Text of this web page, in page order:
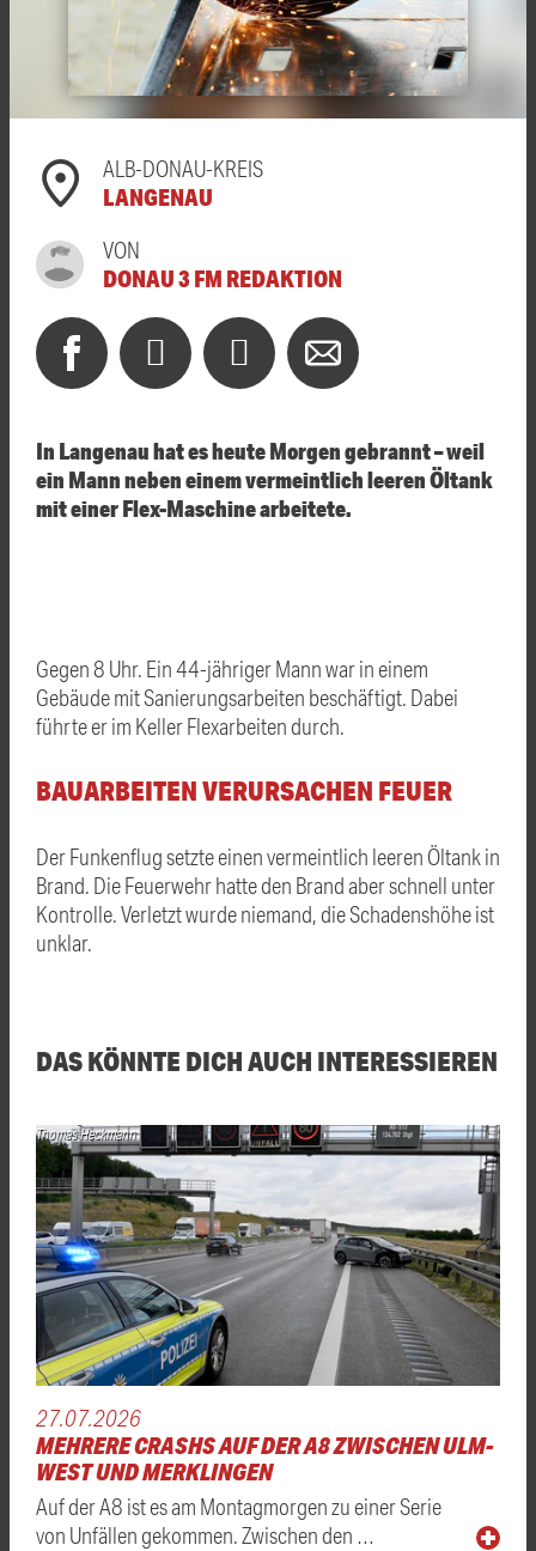
ALB-DONAU-KREIS
LANGENAU
VON
DONAU 3 FM REDAKTION
In Langenau hat es heute Morgen gebrannt – weil
ein Mann neben einem vermeintlich leeren Öltank
mit einer Flex-Maschine arbeitete.
Gegen 8 Uhr. Ein 44-jähriger Mann war in einem
Gebäude mit Sanierungsarbeiten beschäftigt. Dabei
führte er im Keller Flexarbeiten durch.
BAUARBEITEN VERURSACHEN FEUER
Der Funkenflug setzte einen vermeintlich leeren Öltank in
Brand. Die Feuerwehr hatte den Brand aber schnell unter
Kontrolle. Verletzt wurde niemand, die Schadenshöhe ist
unklar.
DAS KÖNNTE DICH AUCH INTERESSIEREN
Thomas Heckmann
27.07.2026
MEHRERE CRASHS AUF DER A8 ZWISCHEN ULM-
WEST UND MERKLINGEN
Auf der A8 ist es am Montagmorgen zu einer Serie
von Unfällen gekommen. Zwischen den …